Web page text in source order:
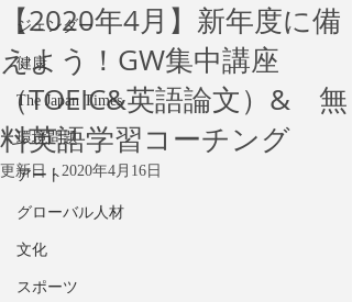
ジェンダー
健康
The Japan Times
環境問題
アート
グローバル人材
文化
スポーツ
【2020年4月】新年度に備
えよう！GW集中講座
（TOEIC&英語論文）& 無
料英語学習コーチング
更新日： 2020年4月16日